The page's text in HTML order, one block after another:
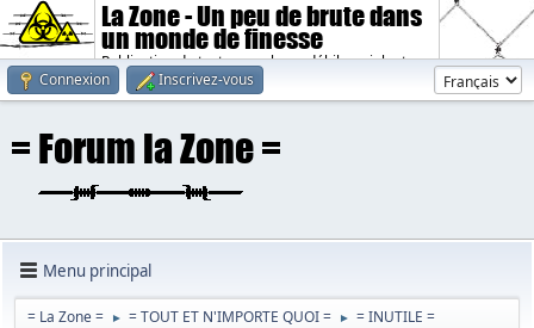
La Zone - Un peu de brute dans
un monde de finesse
Publication de textes sombres, débiles, violents.
Connexion
Inscrivez-vous
Menu principal
= La Zone = ► = TOUT ET N'IMPORTE QUOI = ► = INUTILE =